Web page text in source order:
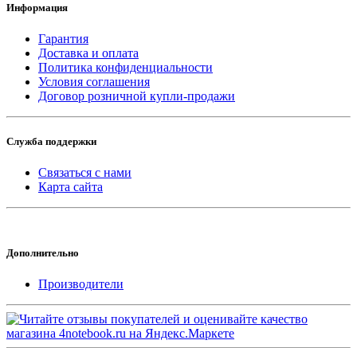
Информация
Гарантия
Доставка и оплата
Политика конфиденциальности
Условия соглашения
Договор розничной купли-продажи
Служба поддержки
Связаться с нами
Карта сайта
Дополнительно
Производители